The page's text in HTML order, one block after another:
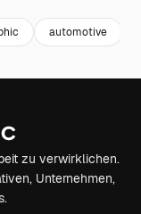
automotive
zu verwirklichen.
Unternehmen,